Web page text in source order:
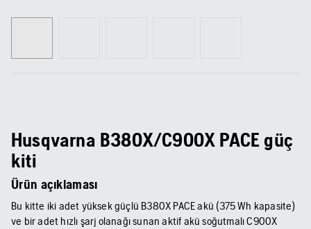
Husqvarna B380X/C900X PACE güç
kiti
Ürün açıklaması
Bu kitte iki adet yüksek güçlü B380X PACE akü (375 Wh kapasite)
ve bir adet hızlı şarj olanağı sunan aktif akü soğutmalı C900X